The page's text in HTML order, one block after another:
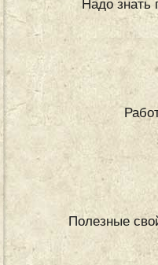
Надо знать
Полезные